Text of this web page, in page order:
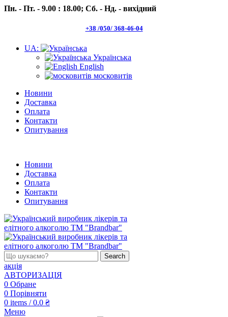
Пн. - Пт. - 9.00 : 18.00; Сб. - Нд. - вихідний
+38 /050/ 368-46-04
UA:
Українська
English
московитів
Новини
Доставка
Оплата
Контакти
Опитування
Новини
Доставка
Оплата
Контакти
Опитування
Search
акція
АВТОРИЗАЦІЯ
0 Обране
0 Порівняти
0 items / 0.0 ₴
Меню